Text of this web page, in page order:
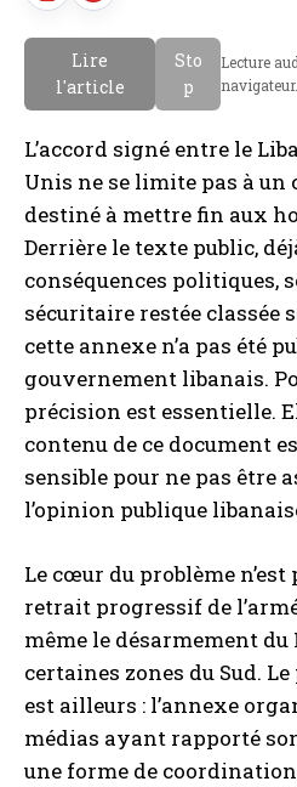
l
a
s
u
h
i
n
i
s
Lire
l'article
Sto
p
Lecture
navigateur.
L’accord signé entre le
Unis ne se limite pas à
destiné à mettre fin aux
Derrière le texte public,
conséquences politiques,
sécuritaire restée classée
cette annexe n’a pas été
gouvernement libanais.
précision est essentielle.
contenu de ce document
sensible pour ne pas être
l’opinion publique
Le cœur du problème
retrait progressif de
même le désarmement du
certaines zones du Sud.
est ailleurs : l’annexe
médias ayant rapporté
une forme de